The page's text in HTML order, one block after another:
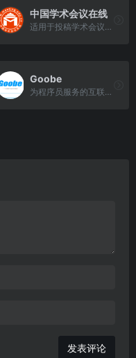
中国学术会议在线
适用于投稿学术会议，为用户提供学术会议信息预报
Goobe
为程序员服务的互联网搜索引擎
发表评论